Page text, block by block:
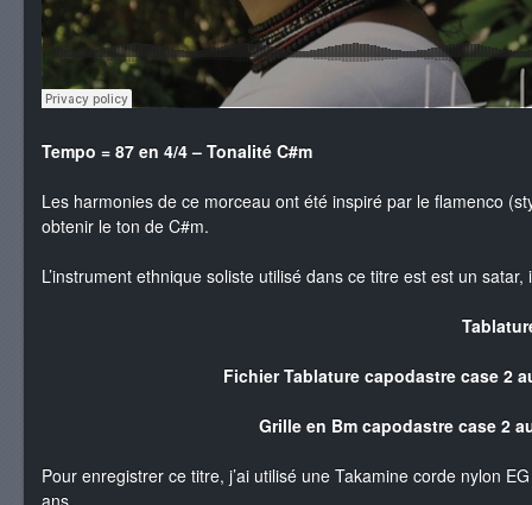
Tempo = 87 en 4/4 – Tonalité C#m
Les harmonies de ce morceau ont été inspiré par le flamenco
obtenir le ton de C#m.
L’instrument ethnique soliste utilisé dans ce titre est est un
Fichier Tablature capodastre case 2
Grille en Bm capodastre case 2
Pour enregistrer ce titre, j’ai utilisé une Takamine corde nylon
ans.